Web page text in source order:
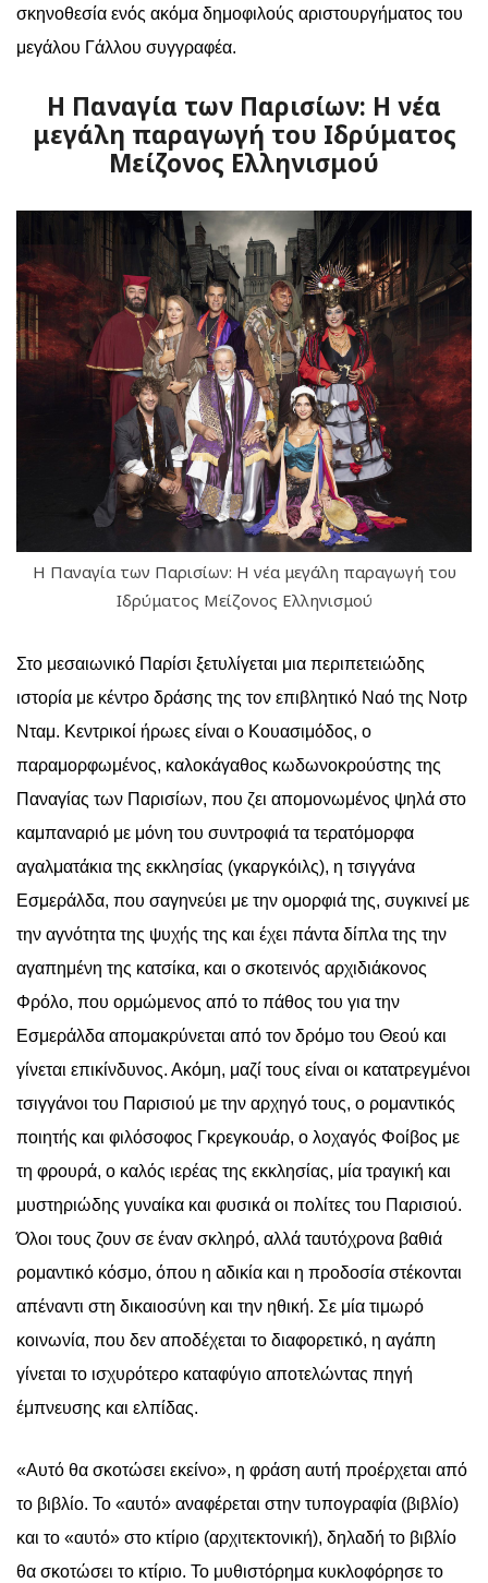
σκηνοθεσία ενός ακόμα δημοφιλούς αριστουργήματος του
μεγάλου Γάλλου συγγραφέα.
Η Παναγία των Παρισίων: Η νέα
μεγάλη παραγωγή του Ιδρύματος
Μείζονος Ελληνισμού
Η Παναγία των Παρισίων: Η νέα μεγάλη παραγωγή του
Ιδρύματος Μείζονος Ελληνισμού
Στο μεσαιωνικό Παρίσι ξετυλίγεται μια περιπετειώδης
ιστορία με κέντρο δράσης της τον επιβλητικό Ναό της Νοτρ
Νταμ. Κεντρικοί ήρωες είναι ο Κουασιμόδος, ο
παραμορφωμένος, καλοκάγαθος κωδωνοκρούστης της
Παναγίας των Παρισίων, που ζει απομονωμένος ψηλά στο
καμπαναριό με μόνη του συντροφιά τα τερατόμορφα
αγαλματάκια της εκκλησίας (γκαργκόιλς), η τσιγγάνα
Εσμεράλδα, που σαγηνεύει με την ομορφιά της, συγκινεί με
την αγνότητα της ψυχής της και έχει πάντα δίπλα της την
αγαπημένη της κατσίκα, και ο σκοτεινός αρχιδιάκονος
Φρόλο, που ορμώμενος από το πάθος του για την
Εσμεράλδα απομακρύνεται από τον δρόμο του Θεού και
γίνεται επικίνδυνος. Ακόμη, μαζί τους είναι οι κατατρεγμένοι
τσιγγάνοι του Παρισιού με την αρχηγό τους, ο ρομαντικός
ποιητής και φιλόσοφος Γκρεγκουάρ, ο λοχαγός Φοίβος με
τη φρουρά, ο καλός ιερέας της εκκλησίας, μία τραγική και
μυστηριώδης γυναίκα και φυσικά οι πολίτες του Παρισιού.
Όλοι τους ζουν σε έναν σκληρό, αλλά ταυτόχρονα βαθιά
ρομαντικό κόσμο, όπου η αδικία και η προδοσία στέκονται
απέναντι στη δικαιοσύνη και την ηθική. Σε μία τιμωρό
κοινωνία, που δεν αποδέχεται το διαφορετικό, η αγάπη
γίνεται το ισχυρότερο καταφύγιο αποτελώντας πηγή
έμπνευσης και ελπίδας.
«Αυτό θα σκοτώσει εκείνο», η φράση αυτή προέρχεται από
το βιβλίο. Το «αυτό» αναφέρεται στην τυπογραφία (βιβλίο)
και το «αυτό» στο κτίριο (αρχιτεκτονική), δηλαδή το βιβλίο
θα σκοτώσει το κτίριο. Το μυθιστόρημα κυκλοφόρησε το